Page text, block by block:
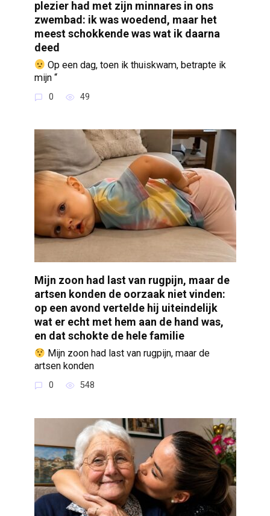
plezier had met zijn minnares in ons
zwembad: ik was woedend, maar het
meest schokkende was wat ik daarna
deed
Op een dag, toen ik thuiskwam, betrapte ik
mijn “
0 49
Mijn zoon had last van rugpijn, maar de
artsen konden de oorzaak niet vinden:
op een avond vertelde hij uiteindelijk
wat er echt met hem aan de hand was,
en dat schokte de hele familie
Mijn zoon had last van rugpijn, maar de
artsen konden
0 548